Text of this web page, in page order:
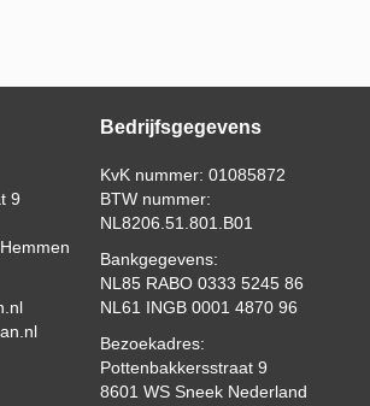
9
Bedrijfsgegevens
KvK nummer: 01085872
BTW nummer:
NL8206.51.801.B01
Bankgegevens:
NL85 RABO 0333 5245 86
NL61 INGB 0001 4870 96
Bezoekadres:
Pottenbakkersstraat 9
8601 WS Sneek Nederland